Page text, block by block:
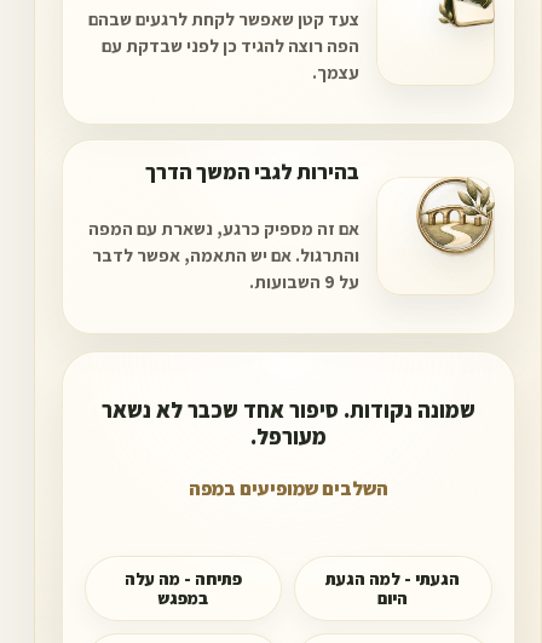
צעד קטן שאפשר לקחת לרגעים שבהם
הפה רוצה להגיד כן לפני שבדקת עם
עצמך.
בהירות לגבי המשך הדרך
אם זה מספיק כרגע, נשארת עם המפה
והתרגול. אם יש התאמה, אפשר לדבר
על 9 השבועות.
שמונה נקודות. סיפור אחד שכבר לא נשאר
מעורפל.
השלבים שמופיעים במפה
פתיחה - מה עלה
במפגש
הגעתי - למה הגעת
היום